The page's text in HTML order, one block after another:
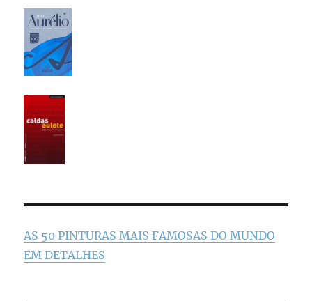
AS 50 PINTURAS MAIS FAMOSAS DO MUNDO
EM DETALHES